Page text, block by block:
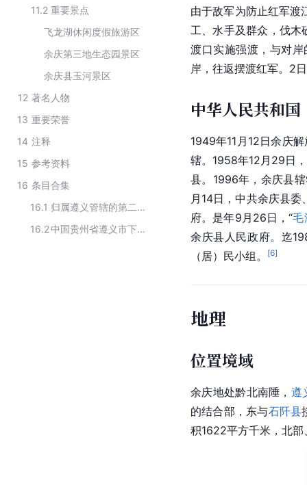
11.2 重要景点
飞龙湖休闲度假旅游区
余庆第三地生态园景区
余庆县玉河景区
12 著名人物
13 重要荣誉
14 注释
15 参考资料
16 条目合集
16.1
归属遵义管辖的第二批革命文物保护利用片区
16.2
中国贵州省遵义市下辖行政区划
由于敌军为防止红军渡
工、水手及群众，伐木
渡口实施强渡，与对
岸，往返摆渡红军。2
中华人民共和国
1949年11月12日余庆
辖。1958年12月29日
县。1996年，余庆县
月14日，中共余庆县
府。是年9月26日，“毛
余庆县人民政府。迄
（居）民小组。
[6]
地理
位置境域
余庆地处黔北南陲， 遵
的结合部，东与石阡县
积1622平方千米，北部